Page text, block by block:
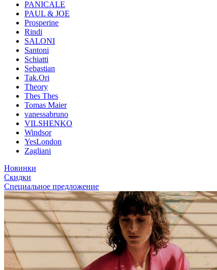
PANICALE
PAUL & JOE
Prosperine
Rindi
SALONI
Santoni
Schiatti
Sebastian
Tak.Ori
Theory
Thes Thes
Tomas Maier
vanessabruno
VILSHENKO
Windsor
YesLondon
Zagliani
Новинки
Скидки
Специальное предложение